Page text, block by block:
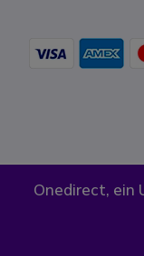
Onedirect, ein